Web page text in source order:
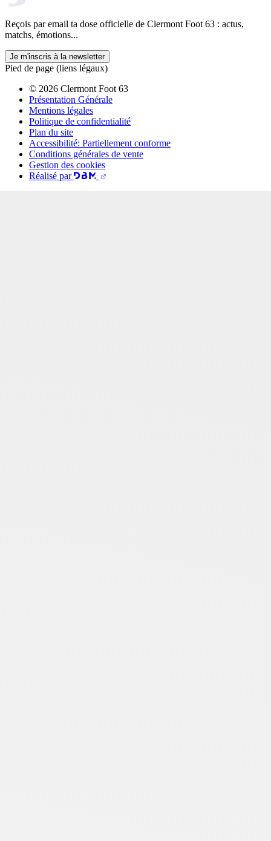
Reçois par email ta dose officielle de Clermont Foot 63 : actus,
matchs, émotions...
Je m'inscris à la newsletter
Pied de page (liens légaux)
© 2026 Clermont Foot 63
Présentation Générale
Mentions légales
Politique de confidentialité
Plan du site
Accessibilité: Partiellement conforme
Conditions générales de vente
Gestion des cookies
Réalisé par